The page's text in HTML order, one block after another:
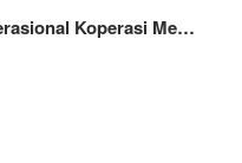
Koperasi Me…